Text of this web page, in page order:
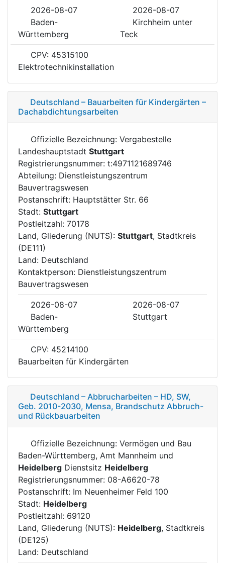
2026-08-07
2026-08-07
Baden-
Württemberg
Kirchheim unter
Teck
CPV: 45315100
Elektrotechnikinstallation
Deutschland – Bauarbeiten für Kindergärten –
Dachabdichtungsarbeiten
Offizielle Bezeichnung: Vergabestelle
Landeshauptstadt Stuttgart
Registrierungsnummer: t:4971121689746
Abteilung: Dienstleistungszentrum
Bauvertragswesen
Postanschrift: Hauptstätter Str. 66
Stadt: Stuttgart
Postleitzahl: 70178
Land, Gliederung (NUTS): Stuttgart, Stadtkreis
(DE111)
Land: Deutschland
Kontaktperson: Dienstleistungszentrum
Bauvertragswesen
2026-08-07
2026-08-07
Baden-
Württemberg
Stuttgart
CPV: 45214100
Bauarbeiten für Kindergärten
Deutschland – Abbrucharbeiten – HD, SW,
Geb. 2010-2030, Mensa, Brandschutz Abbruch-
und Rückbauarbeiten
Offizielle Bezeichnung: Vermögen und Bau
Baden-Württemberg, Amt Mannheim und
Heidelberg Dienstsitz Heidelberg
Registrierungsnummer: 08-A6620-78
Postanschrift: Im Neuenheimer Feld 100
Stadt: Heidelberg
Postleitzahl: 69120
Land, Gliederung (NUTS): Heidelberg, Stadtkreis
(DE125)
Land: Deutschland